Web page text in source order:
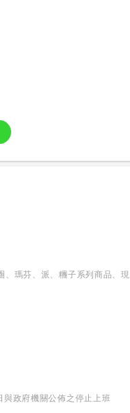
、瑪芬、派、糰子系列商品、現
政府機關公佈之停止上班